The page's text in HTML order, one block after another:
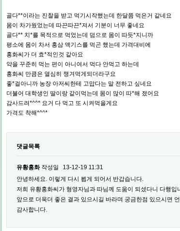
골다**이라는 진찰을 받고 먹기시작했는데 한달쯤 먹은거 같네요
몸이 차가웠었는데 따끈따끈*져서 기분이 너무 좋네요
골다** 치*를 목적으로 먹었는데 덤으로 몸이 따듯*지니까
평소에 몸이 차서 홍삼 액기스를 먹곤 했는데 가격대비에
홍화씨가 더 효*적인것 같아요
약을 꾸준히 먹는 편이 아니여서 먹다 안먹고 하는데
홍화씨 만큼은 열심히 챙겨먹게되더라구요
좋*걸아니까 농장 아저씨한테 고맙다는 말 전하고 싶네요
더불어 대학생인 딸이랑 같이먹는데 몸이 많이 따*해 졌어요
감사드려*^^* 요거 다 먹고 또 시켜먹을게요
가격도 착해*^^*
댓글목록
유황홍화작성일
13-12-19 11:31
안녕하세요. 이렇게 다시 뵙게 되어서 반갑습니다.
저희 유황홍화씨가 형영자님과 따님께 도움이 되셨다니 다행입
앞으로 더욱더 좋은 결과 있으시길 바라며 궁금한점 있으시면
감사합니다.